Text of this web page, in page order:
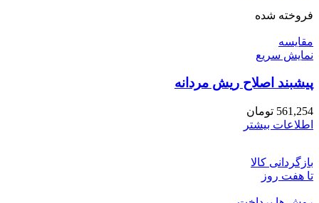
فروخته شده
مقايسه
نمایش سریع
پیشبند اصلاح ریش مردانه
561,254 تومان
اطلاعات بیشتر
بازگردانی کالا
تا هفت روز